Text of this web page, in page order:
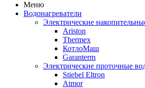
Меню
Водонагреватели
Электрические
Ariston
Thermex
КотлоМаш
Garanterm
Электрические проточные
Stiebel Eltron
Atmor